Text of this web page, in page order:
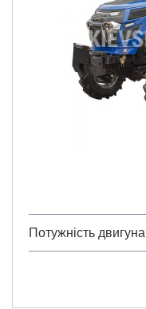
Потужність двигуна